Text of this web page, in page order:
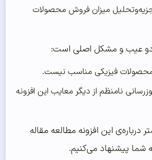
میزان فروش محصولات
دو عیب و مشکل اصلی است:
فیزیکی مناسب نیست.
نامنظم از دیگر معایب این افزونه
درباره‌ی این افزونه مطالعه مقاله
شما پیشنهاد می‌کنیم.